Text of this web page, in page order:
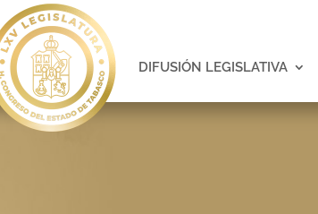
DIFUSIÓN LEGISLATIVA